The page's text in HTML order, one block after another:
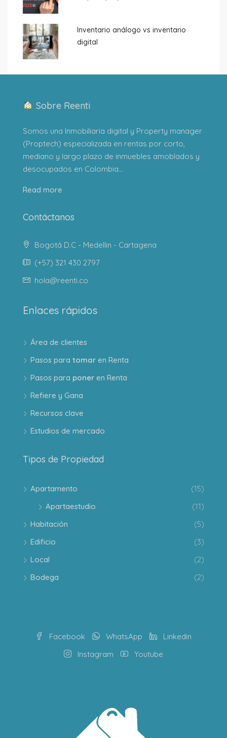
Inventario análogo vs inventario
digital
Sobre Reenti
Somos una Inmobiliaria digital y Property manager
(Proptech) especializada en rentas por corto,
mediano y largo plazo de inmuebles amoblados y
desocupados en Colombia...
Read more
Contáctanos
Bogotá D.C - Medellin - Cartagena
(+57) 321 430 2797
hola@reenti.co
Enlaces rápidos
Área de clientes
Pasos para tomar en Renta
Pasos para poner en Renta
Refiere y Gana
Recursos clave
Estudios de mercado
Tipos de Propiedad
Apartamento
(15)
Apartaestudio
(11)
Habitación
(5)
Edificio
(3)
Local
(2)
Bodega
(2)
Facebook WhatsApp
Linkedin
Instagram
Youtube